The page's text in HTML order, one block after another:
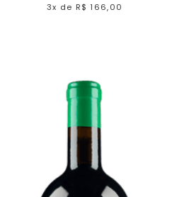
3x de R$ 166,00